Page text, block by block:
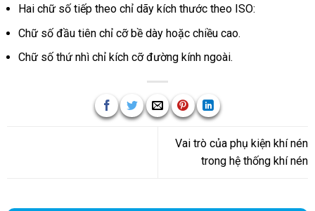
Hai chữ số tiếp theo chỉ dãy kích thước theo ISO:
Chữ số đầu tiên chỉ cỡ bề dày hoặc chiều cao.
Chữ số thứ nhì chỉ kích cỡ đường kính ngoài.
Vai trò của phụ kiện khí nén
trong hệ thống khí nén